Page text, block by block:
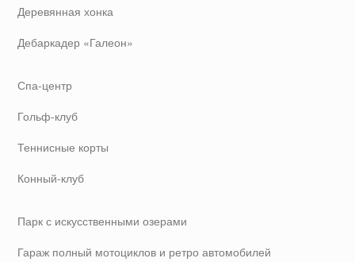
Деревянная хонка
Дебаркадер «Галеон»
Спа-центр
Гольф-клуб
Теннисные корты
Конный-клуб
Парк с искусственными озерами
Гараж полный мотоциклов и ретро автомобилей